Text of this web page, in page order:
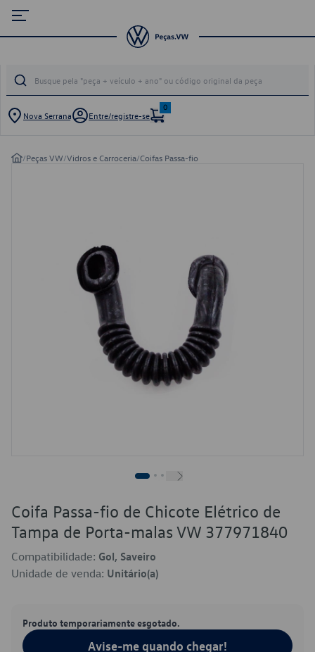
Nova Serrana Entre/registre-se
0
/Peças VW/Vidros e Carroceria/Coifas Passa-fio
Coifa Passa-fio de Chicote Elétrico de
Tampa de Porta-malas VW 377971840
Compatibilidade: Gol, Saveiro
Unidade de venda: Unitário(a)
Produto temporariamente esgotado.
Avise-me quando chegar!